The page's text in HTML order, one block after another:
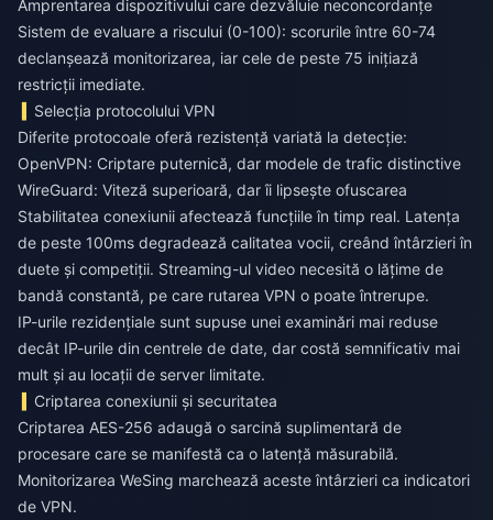
Amprentarea dispozitivului care dezvăluie neconcordanțe
Sistem de evaluare a riscului (0-100): scorurile între 60-74
declanșează monitorizarea, iar cele de peste 75 inițiază
restricții imediate.
Selecția protocolului VPN
Diferite protocoale oferă rezistență variată la detecție:
OpenVPN: Criptare puternică, dar modele de trafic distinctive
WireGuard: Viteză superioară, dar îi lipsește ofuscarea
Stabilitatea conexiunii afectează funcțiile în timp real. Latența
de peste 100ms degradează calitatea vocii, creând întârzieri în
duete și competiții. Streaming-ul video necesită o lățime de
bandă constantă, pe care rutarea VPN o poate întrerupe.
IP-urile rezidențiale sunt supuse unei examinări mai reduse
decât IP-urile din centrele de date, dar costă semnificativ mai
mult și au locații de server limitate.
Criptarea conexiunii și securitatea
Criptarea AES-256 adaugă o sarcină suplimentară de
procesare care se manifestă ca o latență măsurabilă.
Monitorizarea WeSing marchează aceste întârzieri ca indicatori
de VPN.